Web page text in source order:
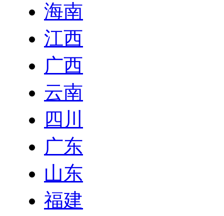
海南
江西
广西
云南
四川
广东
山东
福建